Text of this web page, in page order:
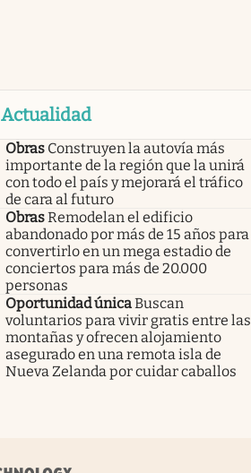
Actualidad
Obras Construyen la autovía más
importante de la región que la unirá
con todo el país y mejorará el tráfico
de cara al futuro
ObrasRemodelan el edificio
abandonado por más de 15 años para
convertirlo en un mega estadio de
conciertos para más de 20.000
personas
Oportunidad únicaBuscan
voluntarios para vivir gratis entre las
montañas y ofrecen alojamiento
asegurado en una remota isla de
Nueva Zelanda por cuidar caballos